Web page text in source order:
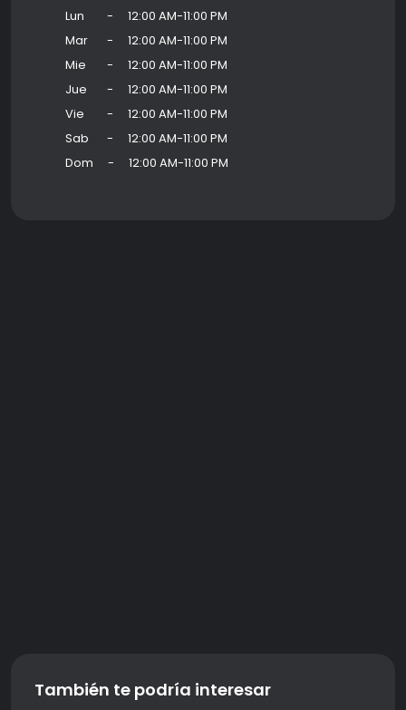
Lun -
12:00 AM-11:00 PM
Mar
-
12:00 AM-11:00 PM
Mie
-
12:00 AM-11:00 PM
Jue
-
12:00 AM-11:00 PM
Vie
-
12:00 AM-11:00 PM
Sab
-
12:00 AM-11:00 PM
Dom
- 12:00 AM-11:00 PM
También te podría interesar